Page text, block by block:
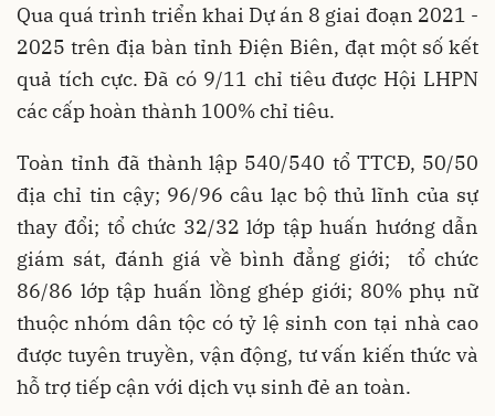
Qua quá trình triển khai Dự án 8 giai đoạn 2021 -
2025 trên địa bàn tỉnh Điện Biên, đạt một số kết
quả tích cực. Đã có 9/11 chỉ tiêu được Hội LHPN
các cấp hoàn thành 100% chỉ tiêu.
Toàn tỉnh đã thành lập 540/540 tổ TTCĐ, 50/50
địa chỉ tin cậy; 96/96 câu lạc bộ thủ lĩnh của sự
thay đổi; tổ chức 32/32 lớp tập huấn hướng dẫn
giám sát, đánh giá về bình đẳng giới; tổ chức
86/86 lớp tập huấn lồng ghép giới; 80% phụ nữ
thuộc nhóm dân tộc có tỷ lệ sinh con tại nhà cao
được tuyên truyền, vận động, tư vấn kiến thức và
hỗ trợ tiếp cận với dịch vụ sinh đẻ an toàn.